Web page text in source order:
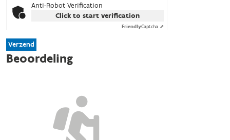
Anti-Robot Verification
Click to start verification
FriendlyCaptcha ⇗
Verzend
Beoordeling